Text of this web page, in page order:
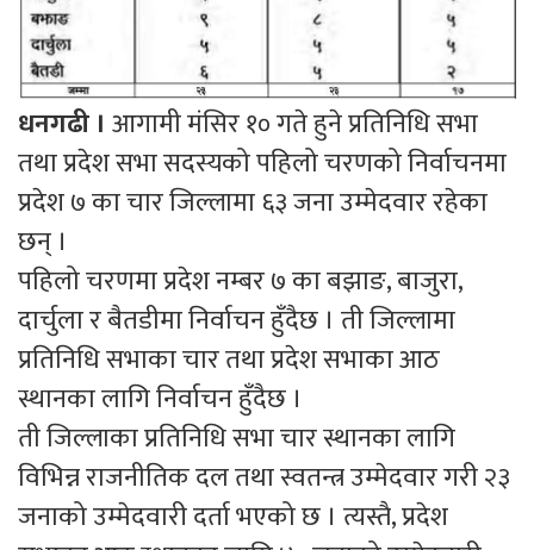
धनगढी । आगामी मंसिर १० गते हुने प्रतिनिधि सभा
तथा प्रदेश सभा सदस्यको पहिलो चरणको निर्वाचनमा
प्रदेश ७ का चार जिल्लामा ६३ जना उम्मेदवार रहेका
छन् ।
पहिलो चरणमा प्रदेश नम्बर ७ का बझाङ, बाजुरा,
दार्चुला र बैतडीमा निर्वाचन हुँदैछ । ती जिल्लामा
प्रतिनिधि सभाका चार तथा प्रदेश सभाका आठ
स्थानका लागि निर्वाचन हुँदैछ ।
ती जिल्लाका प्रतिनिधि सभा चार स्थानका लागि
विभिन्न राजनीतिक दल तथा स्वतन्त्र उम्मेदवार गरी २३
जनाको उम्मेदवारी दर्ता भएको छ । त्यस्तै, प्रदेश